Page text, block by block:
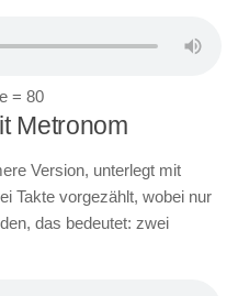
= 80
Metronom
Version, unterlegt mit
Takte vorgezählt, wobei nur
das bedeutet: zwei